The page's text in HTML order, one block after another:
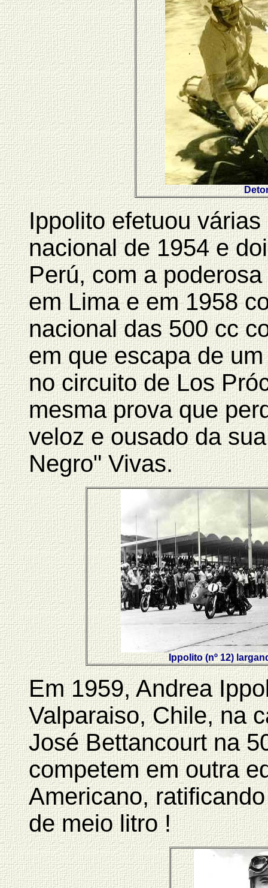
Ippolito efetuou
nacional de 1954 e
Perú, com a
em Lima e em 1958
nacional das 500 cc
em que escapa de
no circuito de Los
mesma prova que
veloz e ousado da
Negro" Vivas.
Ippolito (nº 12)
Em 1959, Andrea
Valparaiso, Chile, na
José Bettancourt na
competem em outra
Americano,
de meio litro !